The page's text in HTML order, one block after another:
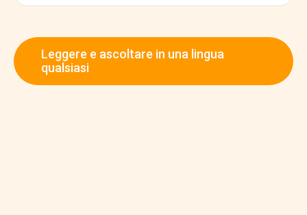
Leggere e ascoltare in una lingua
qualsiasi